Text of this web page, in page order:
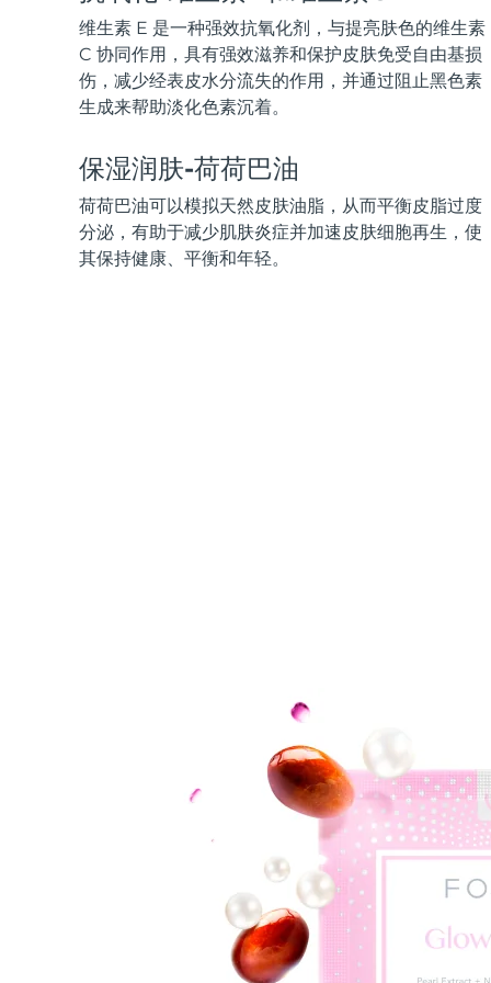
维生素 E 是一种强效抗氧化剂，与提亮肤色的维生素
C 协同作用，具有强效滋养和保护皮肤免受自由基损
伤，减少经表皮水分流失的作用，并通过阻止黑色素
生成来帮助淡化色素沉着。
保湿润肤-荷荷巴油
荷荷巴油可以模拟天然皮肤油脂，从而平衡皮脂过度
分泌，有助于减少肌肤炎症并加速皮肤细胞再生，使
其保持健康、平衡和年轻。
All acne treatment devices
All revitalizing eye massagers
KIWI™ 皮肤护理
Advanced pore care essentials
Serum
For healthy hair
issa™ Teeth Whitening Gel
18% PAP
护肤品
男士
全部购买